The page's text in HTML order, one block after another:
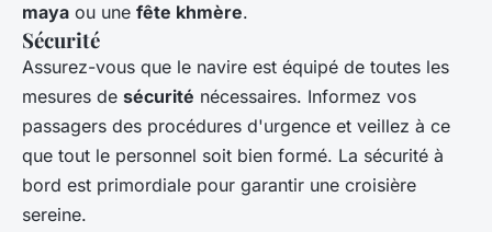
maya ou une fête khmère.
Sécurité
Assurez-vous que le navire est équipé de toutes les
mesures de sécurité nécessaires. Informez vos
passagers des procédures d'urgence et veillez à ce
que tout le personnel soit bien formé. La sécurité à
bord est primordiale pour garantir une croisière
sereine.